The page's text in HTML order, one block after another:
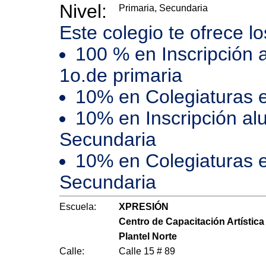
Nivel: Primaria, Secundaria
Este colegio te ofrece
100 % en Inscripción
1o.de primaria
10% en Colegiaturas
10% en Inscripción
Secundaria
10% en Colegiaturas
Secundaria
Escuela:
XPRESIÓN
Centro de Capacitación Artística
Plantel Norte
Calle:
Calle 15 # 89